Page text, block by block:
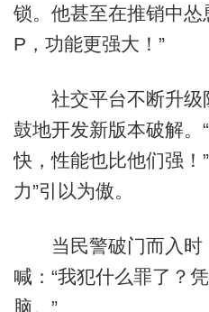
锁。他甚至在推销中怂
P，功能更强大！”
社交平台不断升级
鼓地开发新版本破解。
快，性能也比他们强！
力”引以为傲。
当民警破门而入时
喊：“我犯什么罪了？
脑。”